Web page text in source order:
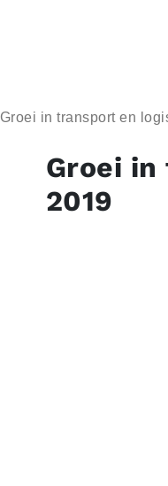
Groei in transport en
Groei
2019